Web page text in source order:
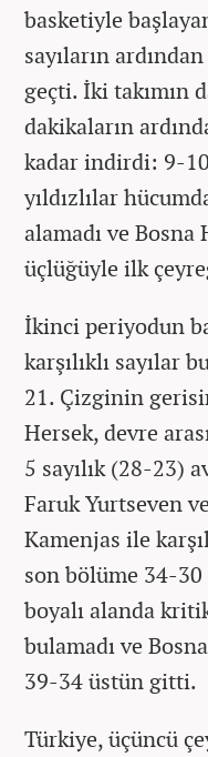
basketiyle
sayıların
geçti. İki takımın
dakikaların
kadar indirdi: 9-
yıldızlılar
alamadı ve Bosna
üçlüğüyle ilk
İkinci periyodun
karşılıklı sayılar
21. Çizginin
Hersek, devre
5 sayılık (28-23)
Faruk Yurtseven
Kamenjas ile
son bölüme 34-
boyalı alanda
bulamadı ve
39-34 üstün gitti.
Türkiye, üçüncü